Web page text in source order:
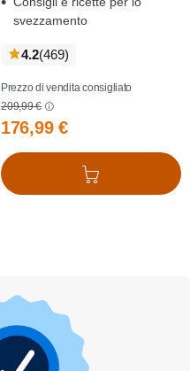
svezzamento
4.2(469recensioni
)
Prezzo di vendita consigliato
209,99 €
176,99 €
Aggiungi al carrello